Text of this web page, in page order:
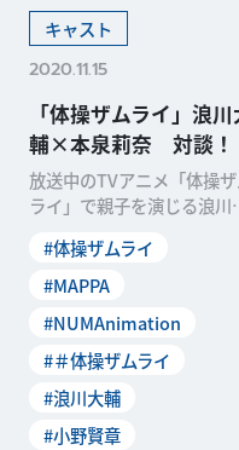
キャスト
2020.11.15
「体操ザムライ」浪川
輔×本泉莉奈 対談！
放送中のTVアニメ「体操
ライ」で親子を演じる浪川
り返って対談をしても
#体操ザムライ
#MAPPA
#NUMAnimation
#＃体操ザムライ
#浪川大輔
#小野賢章